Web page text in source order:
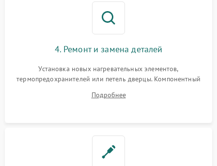
4. Ремонт и замена деталей
Установка новых нагревательных элементов,
термопредохранителей или петель дверцы. Компонентный
выгоревших реле, восстановление контактов и замена
Подробнее